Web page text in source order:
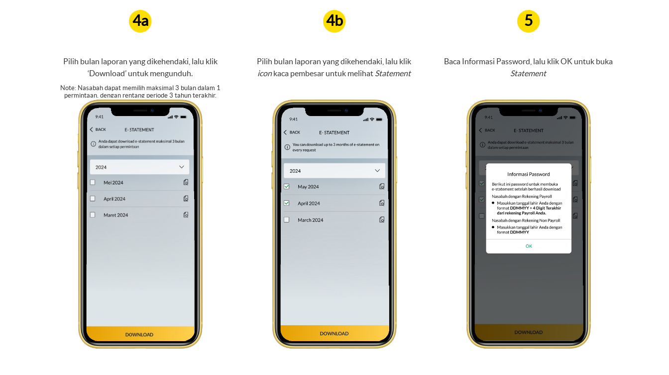
4a
Pilih bulan laporan yang dikehendaki, lalu klik
‘Download’ untuk mengunduh.
Note: Nasabah dapat memilih maksimal 3 bulan dalam 1
permintaan, dengan rentang periode 3 tahun terakhir.
4b
Pilih bulan laporan yang dikehendaki, lalu klik
iconkaca pembesar untuk melihat Statement
5
Baca Informasi Password, lalu klik OK untuk buka
Statement